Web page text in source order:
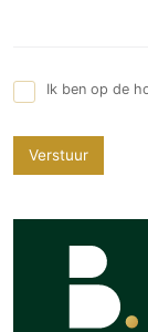
Ik ben op de
Verstuur